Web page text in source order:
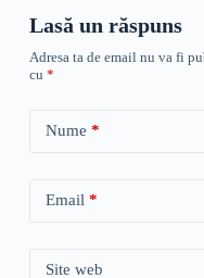
Lasă un răspuns
Adresa ta de email nu va fi
cu *
Nume *
Email*
Site web